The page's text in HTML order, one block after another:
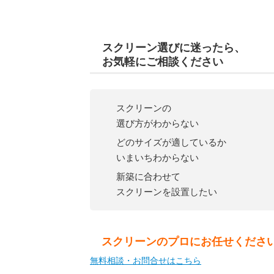
スクリーン選びに迷ったら、
お気軽にご相談ください
スクリーンの
選び方がわからない
どのサイズが適しているか
いまいちわからない
新築に合わせて
スクリーンを設置したい
スクリーンのプロにお任せくださ
無料相談・お問合せはこちら